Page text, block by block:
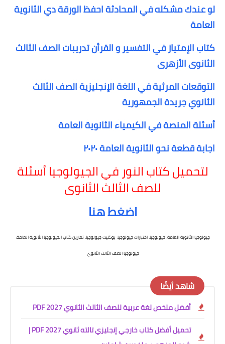
لو عندك مشكله في المحادثة احفظ الورقة دي الثانوية
العامة
كتاب الإمتياز في التفسير و القرأن تدريبات الصف الثالث
الثانوى الأزهرى
التوقعات المرئية في اللغة الإنجليزية الصف الثالث
الثانوي جريدة الجمهورية
أسئلة المنصة في الكيمياء الثانوية العامة
اجابة قطعة نحو الثانوية العامة ٢٠٢٠
لتحميل كتاب النور في الجيولوجيا أسئلة
للصف الثالث الثانوى
اضغط هنا
جيولوجيا الثانوية العامة، جيولوجيا، اختبارات جيولوجيا، بوكليت جيولوجيا، تمارين كتاب الجيولوجيا الثانوية العامة،
جيولوجيا الصف الثالث الثانوي
شاهد أيضًا
أفضل ملخص لغة عربية للصف الثالث الثانوي 2027 PDF
تحميل أفضل كتاب خارجي إنجليزي تالته ثانوي 2027 PDF |